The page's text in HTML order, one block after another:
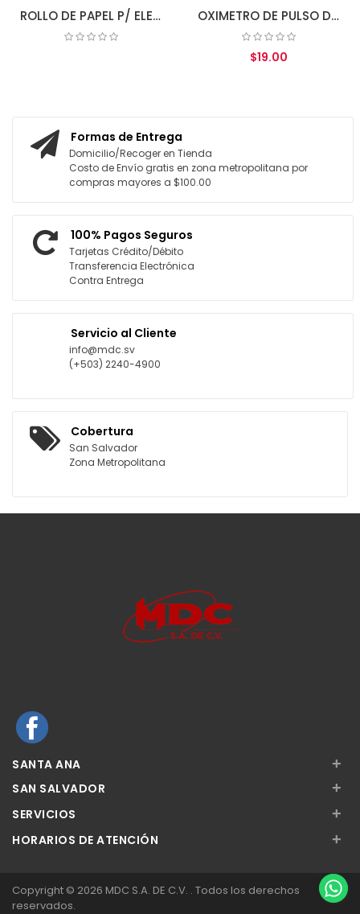
ROLLO DE PAPEL P/ ELECTROCARDIOGRAFO 80MM X 20MM 3 CH OXIMETRO DE PULSO DE DEDO A3 IPX1 ZONDAN
$19.00
Formas de Entrega
Domicilio/Recoger en Tienda
Costo de Envío gratis en zona metropolitana por
compras mayores a $100.00
100% Pagos Seguros
Tarjetas Crédito/Débito
Transferencia Electrónica
Contra Entrega
Servicio al Cliente
info@mdc.sv
(+503) 2240-4900
Cobertura
San Salvador
Zona Metropolitana
SANTA ANA +
SAN SALVADOR +
SERVICIOS +
HORARIOS DE ATENCIÓN +
Copyright © 2026 MDC S.A. DE C.V. . Todos los derechos
reservados.